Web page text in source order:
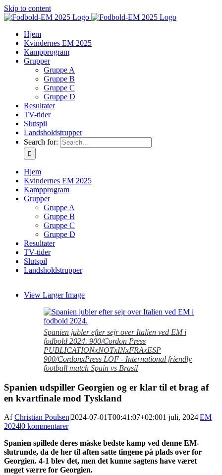
Skip to content
Hjem
Kvindernes EM 2025
Kampprogram
Grupper
Gruppe A
Gruppe B
Gruppe C
Gruppe D
Resultater
TV-tider
Slutspil
Landsholdstrupper
Search for:
Hjem
Kvindernes EM 2025
Kampprogram
Grupper
Gruppe A
Gruppe B
Gruppe C
Gruppe D
Resultater
TV-tider
Slutspil
Landsholdstrupper
View Larger Image
Spanien jubler efter sejr over Italien ved EM i
fodbold 2024. 900/Cordon Press
PUBLICATIONxNOTxINxFRAxESP
900/CordonxPress LOF - International friendly
football match Spain vs Brasil
Spanien udspiller Georgien og er klar til et brag af
en kvartfinale mod Tyskland
AfChristian Poulsen|2024-07-01T00:41:07+02:001 juli, 2024|EM
2024|0 kommentarer
Spanien spillede deres måske bedste kamp ved denne EM-
slutrunde, da de her til aften satte tingene på plads over for
Georgien. 4-1 blev det, men det kunne sagtens have været
meget værre for Georgien.